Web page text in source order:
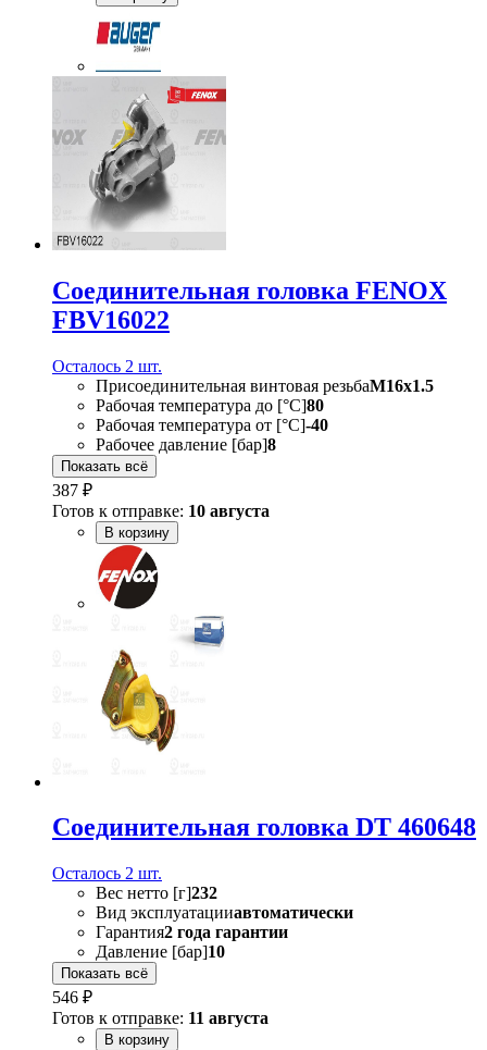
Соединительная головка FENOX
FBV16022
Осталось 2 шт.
Присоединительная винтовая резьбаM16x1.5
Рабочая температура до [°C]80
Рабочая температура от [°С]-40
Рабочее давление [бар]8
Показать всё
387 ₽
Готов к отправке: 10 августа
В корзину
Соединительная головка DT 460648
Осталось 2 шт.
Вес нетто [г]232
Вид эксплуатацииавтоматически
Гарантия2 года гарантии
Давление [бар]10
Показать всё
546 ₽
Готов к отправке: 11 августа
В корзину